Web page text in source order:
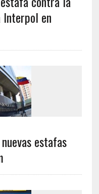
en
estafas